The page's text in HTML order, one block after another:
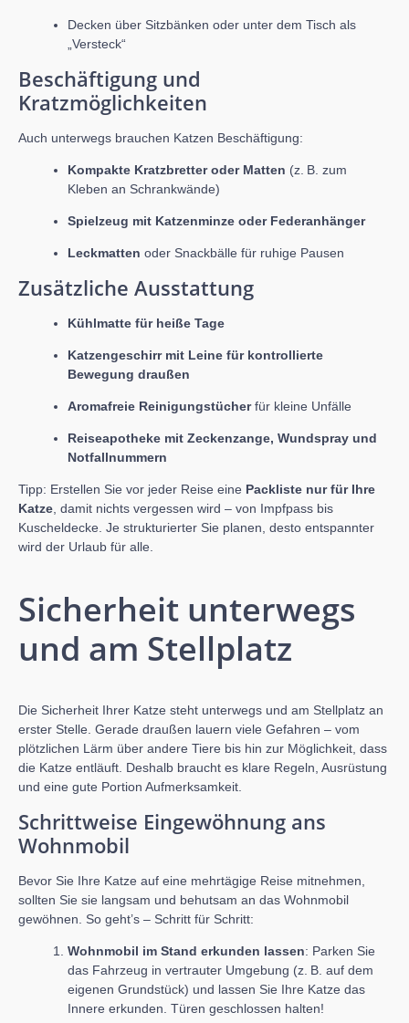
Decken über Sitzbänken oder unter dem Tisch als
„Versteck“
Beschäftigung und
Kratzmöglichkeiten
Auch unterwegs brauchen Katzen Beschäftigung:
Kompakte Kratzbretter oder Matten (z. B. zum
Kleben an Schrankwände)
Spielzeug mit Katzenminze oder Federanhänger
Leckmatten oder Snackbälle für ruhige Pausen
Zusätzliche Ausstattung
Kühlmatte für heiße Tage
Katzengeschirr mit Leine für kontrollierte
Bewegung draußen
Aromafreie Reinigungstücherfür kleine Unfälle
Reiseapotheke mit Zeckenzange, Wundspray und
Notfallnummern
Tipp: Erstellen Sie vor jeder Reise eine Packliste nur für Ihre
Katze , damit nichts vergessen wird – von Impfpass bis
Kuscheldecke. Je strukturierter Sie planen, desto entspannter
wird der Urlaub für alle.
Sicherheit unterwegs
und am Stellplatz
Die Sicherheit Ihrer Katze steht unterwegs und am Stellplatz an
erster Stelle. Gerade draußen lauern viele Gefahren – vom
plötzlichen Lärm über andere Tiere bis hin zur Möglichkeit, dass
die Katze entläuft. Deshalb braucht es klare Regeln, Ausrüstung
und eine gute Portion Aufmerksamkeit.
Schrittweise Eingewöhnung ans
Wohnmobil
Bevor Sie Ihre Katze auf eine mehrtägige Reise mitnehmen,
sollten Sie sie langsam und behutsam an das Wohnmobil
gewöhnen. So geht’s – Schritt für Schritt:
Wohnmobil im Stand erkunden lassen: Parken Sie
das Fahrzeug in vertrauter Umgebung (z. B. auf dem
eigenen Grundstück) und lassen Sie Ihre Katze das
Innere erkunden. Türen geschlossen halten!